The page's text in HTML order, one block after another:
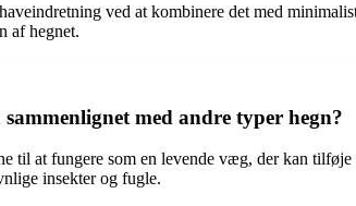
ved at kombinere det med
af hegnet.
med andre typer hegn?
til at fungere som en levende væg, der kan
insekter og fugle.